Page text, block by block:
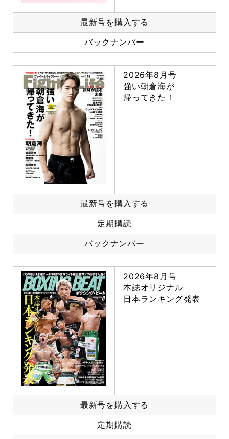
最新号を購入する
バックナンバー
2026年8月号
強い朝倉海が
帰ってきた！
最新号を購入する
定期購読
バックナンバー
2026年8月号
本誌オリジナル
日本ランキング発表
最新号を購入する
定期購読